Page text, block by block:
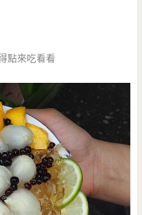
點來吃看看